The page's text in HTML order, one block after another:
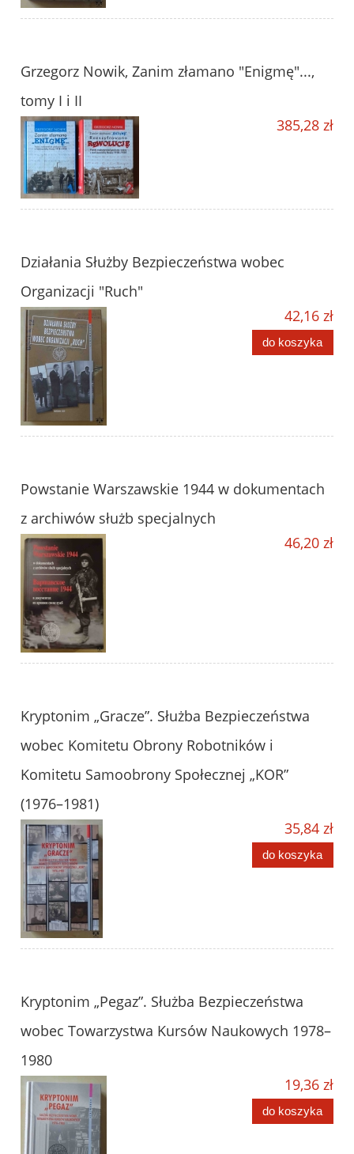
Grzegorz Nowik, Zanim złamano "Enigmę"...,
tomy I i II
385,28 zł
Działania Służby Bezpieczeństwa wobec
Organizacji "Ruch"
42,16 zł
do koszyka
Powstanie Warszawskie 1944 w dokumentach
z archiwów służb specjalnych
46,20 zł
Kryptonim „Gracze”. Służba Bezpieczeństwa
wobec Komitetu Obrony Robotników i
Komitetu Samoobrony Społecznej „KOR”
(1976–1981)
35,84 zł
do koszyka
Kryptonim „Pegaz”. Służba Bezpieczeństwa
wobec Towarzystwa Kursów Naukowych 1978–
1980
19,36 zł
do koszyka